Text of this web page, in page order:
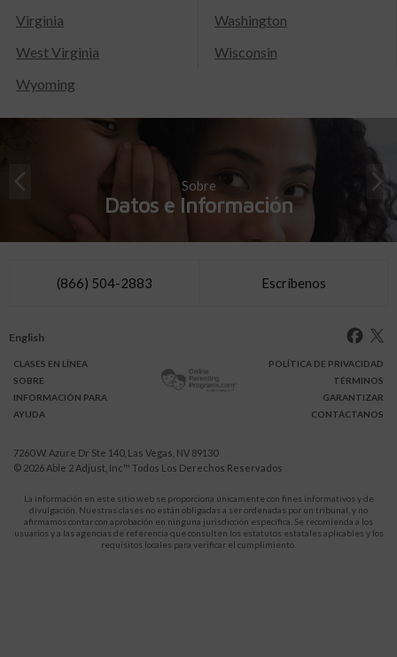
Virginia
Washington
West Virginia
Wisconsin
Wyoming
Sobre
Datos e Información
(866) 504-2883 Escríbenos
English
CLASES EN LÍNEA
SOBRE
INFORMACIÓN PARA
AYUDA
POLÍTICA DE PRIVACIDAD
TÉRMINOS
GARANTIZAR
CONTÁCTANOS
7260 W. Azure Dr Ste 140, Las Vegas, NV 89130
© 2026 Able 2 Adjust, Inc™ Todos Los Derechos Reservados
La información en este sitio web se proporciona únicamente con fines informativos y de
divulgación. Nuestras clases no están obligadas a ser ordenadas por un tribunal, y no
afirmamos contar con aprobación en ninguna jurisdicción específica. Se recomienda a los
usuarios y a las agencias de referencia que consulten los estatutos estatales aplicables y los
requisitos locales para verificar el cumplimiento.